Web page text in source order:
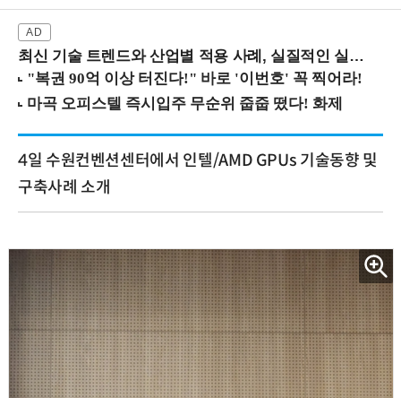
최신 기술 트렌드와 산업별 적용 사례, 실질적인 실행 전략을 공유 (9/18 양재역)
4일 수원컨벤션센터에서 인텔/AMD GPUs 기술동향 및
구축사례 소개